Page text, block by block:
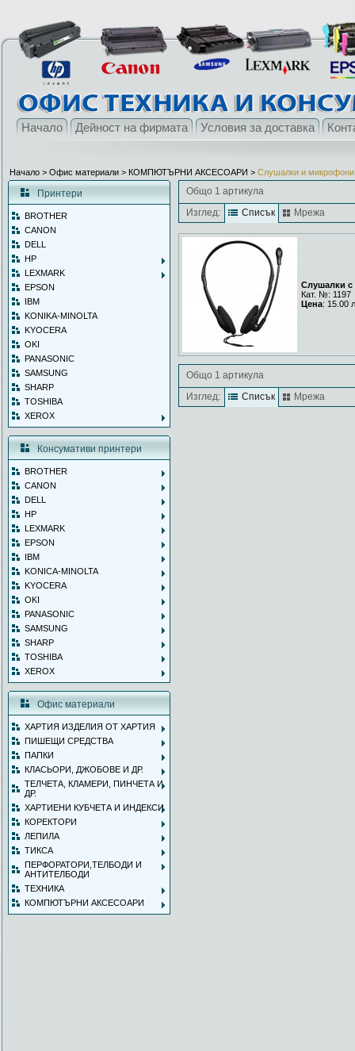
Начало Дейност на фирмата Условия за доставка
Начало > Офис материали > КОМПЮТЪРНИ АКСЕСОАРИ > Слушалки и микрофони
Принтери
BROTHER
CANON
DELL
HP
LEXMARK
EPSON
IBM
KONIKA-MINOLTA
KYOCERA
OKI
PANASONIC
SAMSUNG
SHARP
TOSHIBA
XEROX
Консумативи принтери
BROTHER
CANON
DELL
HP
LEXMARK
EPSON
IBM
KONICA-MINOLTA
KYOCERA
OKI
PANASONIC
SAMSUNG
SHARP
TOSHIBA
XEROX
Офис материали
ХАРТИЯ ИЗДЕЛИЯ ОТ ХАРТИЯ
ПИШЕЩИ СРЕДСТВА
ПАПКИ
КЛАСЬОРИ, ДЖОБОВЕ И ДР.
ТЕЛЧЕТА, КЛАМЕРИ, ПИНЧЕТА И
ДР.
ХАРТИЕНИ КУБЧЕТА И ИНДЕКСИ
КОРЕКТОРИ
ЛЕПИЛА
ТИКСА
ПЕРФОРАТОРИ,ТЕЛБОДИ И
АНТИТЕЛБОДИ
ТЕХНИКА
КОМПЮТЪРНИ АКСЕСОАРИ
Общо 1 артикула
Изглед:
Списък Мрежа
Слушалки с
Кат. №: 1197
Цена: 15.00
Общо 1 артикула
Изглед:
Списък Мрежа